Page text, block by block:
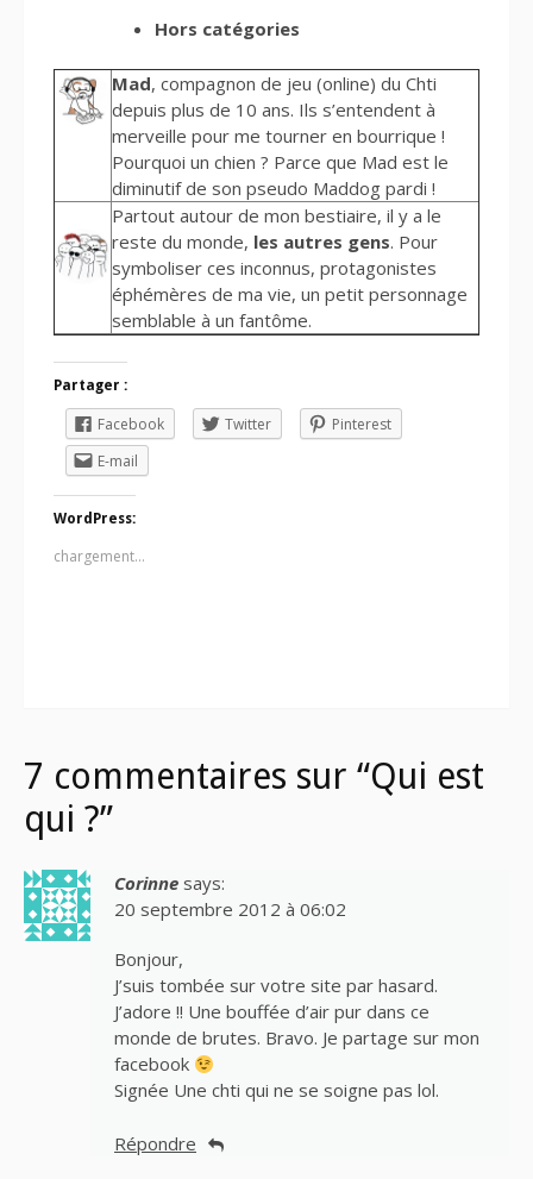
Hors catégories
Mad, compagnon de jeu (online) du Chti
depuis plus de 10 ans. Ils s’entendent à
merveille pour me tourner en bourrique !
Pourquoi un chien ? Parce que Mad est le
diminutif de son pseudo Maddog pardi !
Partout autour de mon bestiaire, il y a le
reste du monde, les autres gens. Pour
symboliser ces inconnus, protagonistes
éphémères de ma vie, un petit personnage
semblable à un fantôme.
Partager :
Facebook Twitter
Pinterest
E-mail
WordPress:
chargement…
7 commentaires sur “Qui est
qui ?”
Corinne says:
20 septembre 2012 à 06:02
Bonjour,
J’suis tombée sur votre site par hasard.
J’adore !! Une bouffée d’air pur dans ce
monde de brutes. Bravo. Je partage sur mon
facebook
Signée Une chti qui ne se soigne pas lol.
Répondre